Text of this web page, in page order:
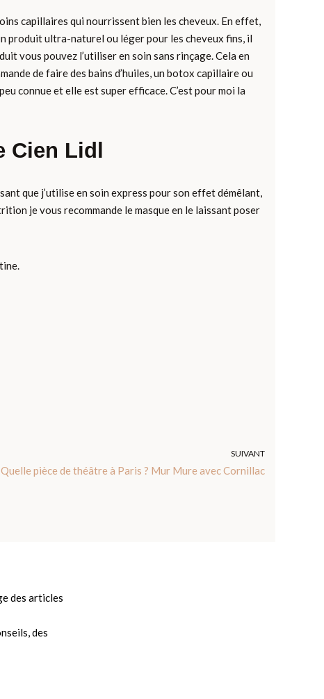
capillaires qui nourrissent bien les cheveux. En effet,
produit ultra-naturel ou léger pour les cheveux fins, il
vous pouvez l’utiliser en soin sans rinçage. Cela en
de faire des bains d’huiles, un botox capillaire ou
connue et elle est super efficace. C’est pour moi la
Cien Lidl
que j’utilise en soin express pour son effet démêlant,
je vous recommande le masque en le laissant poser
SUIVANT
Quelle pièce de théâtre à Paris ? Mur Mure avec Cornillac
des articles
des